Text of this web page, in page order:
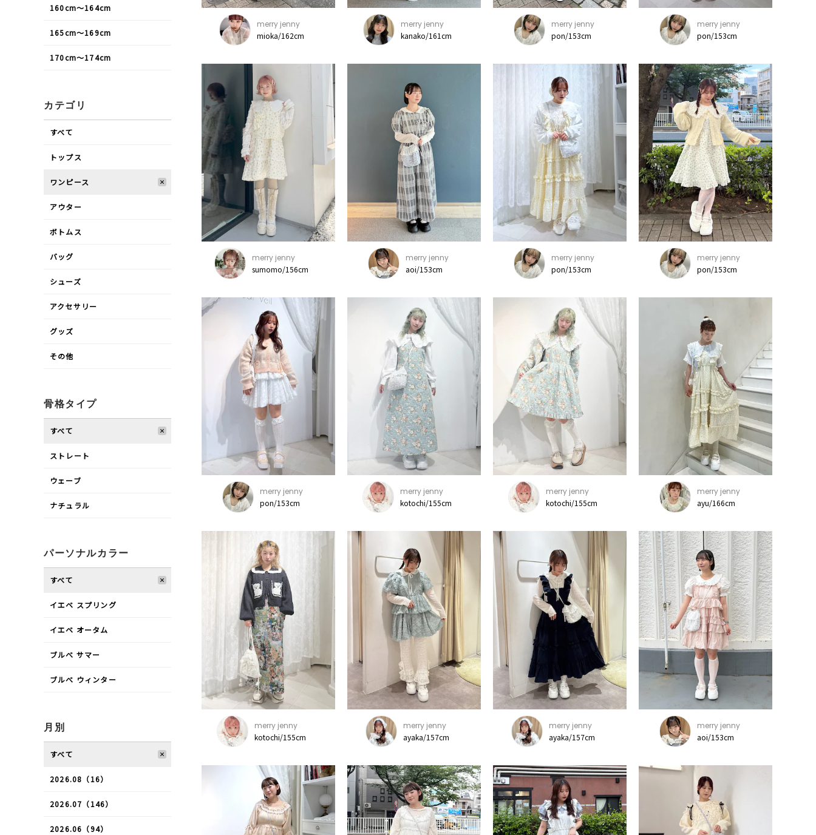
merry jenny
mioka/162cm
merry jenny
kanako/161cm
merry jenny
pon/153cm
merry jenny
pon/153cm
merry jenny
sumomo/156cm
merry jenny
aoi/153cm
merry jenny
pon/153cm
merry jenny
pon/153cm
merry jenny
pon/153cm
merry jenny
kotochi/155cm
merry jenny
kotochi/155cm
merry jenny
ayu/166cm
merry jenny
kotochi/155cm
merry jenny
ayaka/157cm
merry jenny
ayaka/157cm
merry jenny
aoi/153cm
160cm〜164cm
165cm〜169cm
170cm〜174cm
カテゴリ
すべて
トップス
ワンピース
アウター
ボトムス
バッグ
シューズ
アクセサリー
グッズ
その他
骨格タイプ
すべて
ストレート
ウェーブ
ナチュラル
パーソナルカラー
すべて
イエベ スプリング
イエベ オータム
ブルべ サマー
ブルべ ウィンター
月別
すべて
2026.08（16）
2026.07（146）
2026.06（94）